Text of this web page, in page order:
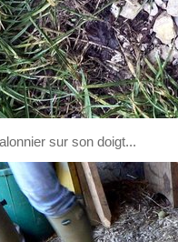
sur son doigt...